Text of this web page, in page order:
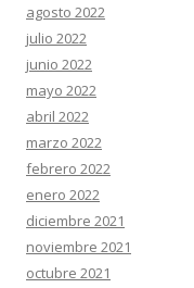
agosto 2022
julio 2022
junio 2022
mayo 2022
abril 2022
marzo 2022
febrero 2022
enero 2022
diciembre 2021
noviembre 2021
octubre 2021